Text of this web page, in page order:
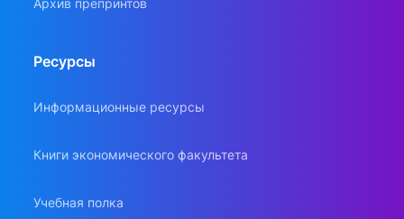
Ресурсы
Информационные ресурсы
Книги экономического факультета
Учебная полка